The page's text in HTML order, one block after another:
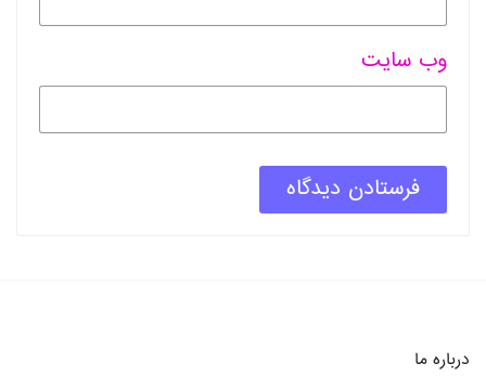
وب سایت
درباره ما